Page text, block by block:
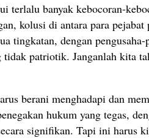
terlalu banyak kebocoran-
kolusi di antara para
tingkatan, dengan pengusaha-
tidak patriotik. Janganlah kita
berani menghadapi dan
hukum yang tegas,
signifikan. Tapi ini harus